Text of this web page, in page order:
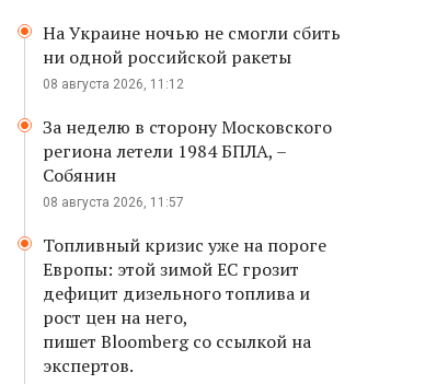
На Украине ночью не смогли сбить
ни одной российской ракеты
08 августа 2026, 11:12
За неделю в сторону Московского
региона летели 1984 БПЛА, –
Собянин
08 августа 2026, 11:57
Топливный кризис уже на пороге
Европы: этой зимой ЕС грозит
дефицит дизельного топлива и
рост цен на него,
пишет Bloomberg со ссылкой на
экспертов.